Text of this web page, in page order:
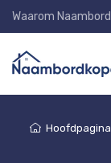
Waarom
Hoofdpagina